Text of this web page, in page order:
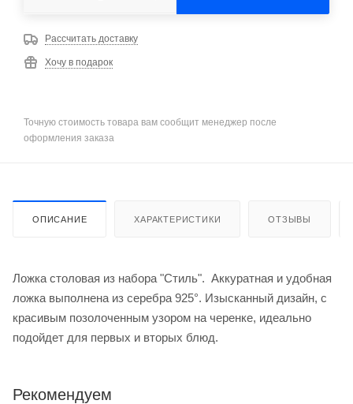
Рассчитать доставку
Хочу в подарок
Точную стоимость товара вам сообщит менеджер после
оформления заказа
ОПИСАНИЕ ХАРАКТЕРИСТИКИ ОТЗЫВЫ
Ложка столовая из набора "Стиль". Аккуратная и удобная
ложка выполнена из серебра 925°. Изысканный дизайн, с
красивым позолоченным узором на черенке, идеально
подойдет для первых и вторых блюд.
Рекомендуем